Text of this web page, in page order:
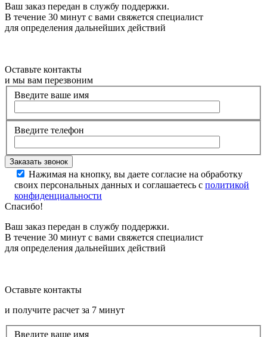
Ваш заказ передан в службу поддержки.
В течение 30 минут с вами свяжется специалист
для определения дальнейших действий
Оставьте контакты
и мы вам перезвоним
Введите ваше имя
Введите телефон
Нажимая на кнопку, вы даете согласие на обработку
своих персональных данных и соглашаетесь с политикой
конфиденциальности
Спасибо!
Ваш заказ передан в службу поддержки.
В течение 30 минут с вами свяжется специалист
для определения дальнейших действий
Оставьте контакты
и получите расчет за 7 минут
Введите ваше имя